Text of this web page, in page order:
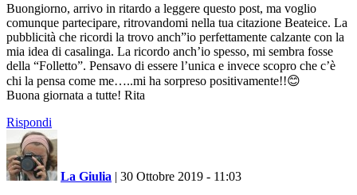
Buongiorno, arrivo in ritardo a leggere questo post, ma voglio
comunque partecipare, ritrovandomi nella tua citazione Beateice. La
pubblicità che ricordi la trovo anch”io perfettamente calzante con la
mia idea di casalinga. La ricordo anch’io spesso, mi sembra fosse
della “Folletto”. Pensavo di essere l’unica e invece scopro che c’è
chi la pensa come me…..mi ha sorpreso positivamente!!😊
Buona giornata a tutte! Rita
Rispondi
La Giulia | 30 Ottobre 2019 - 11:03